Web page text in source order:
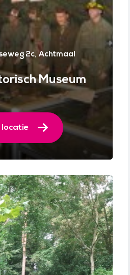
2c Achtmaal
Museum
locatie